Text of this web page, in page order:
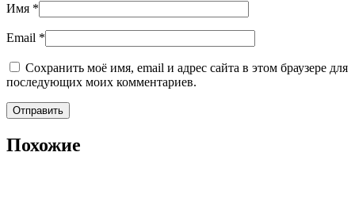
Имя *
Email *
Сохранить моё имя, email и адрес сайта в этом браузере для
последующих моих комментариев.
Похожие